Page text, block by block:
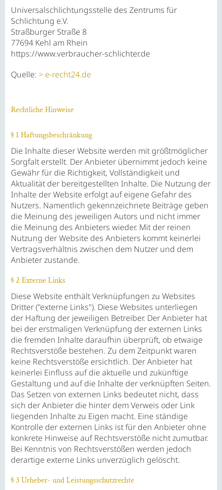
Universalschlichtungsstelle des Zentrums für
Schlichtung e.V.
Straßburger Straße 8
77694 Kehl am Rhein
https://www.verbraucher-schlichter.de
Quelle:
e-recht24.de
Rechtliche Hinweise
§ 1 Haftungsbeschränkung
Die Inhalte dieser Website werden mit größtmöglicher
Sorgfalt erstellt. Der Anbieter übernimmt jedoch keine
Gewähr für die Richtigkeit, Vollständigkeit und
Aktualität der bereitgestellten Inhalte. Die Nutzung der
Inhalte der Website erfolgt auf eigene Gefahr des
Nutzers. Namentlich gekennzeichnete Beiträge geben
die Meinung des jeweiligen Autors und nicht immer
die Meinung des Anbieters wieder. Mit der reinen
Nutzung der Website des Anbieters kommt keinerlei
Vertragsverhältnis zwischen dem Nutzer und dem
Anbieter zustande.
§ 2 Externe Links
Diese Website enthält Verknüpfungen zu Websites
Dritter ("externe Links"). Diese Websites unterliegen
der Haftung der jeweiligen Betreiber. Der Anbieter hat
bei der erstmaligen Verknüpfung der externen Links
die fremden Inhalte daraufhin überprüft, ob etwaige
Rechtsverstöße bestehen. Zu dem Zeitpunkt waren
keine Rechtsverstöße ersichtlich. Der Anbieter hat
keinerlei Einfluss auf die aktuelle und zukünftige
Gestaltung und auf die Inhalte der verknüpften Seiten.
Das Setzen von externen Links bedeutet nicht, dass
sich der Anbieter die hinter dem Verweis oder Link
liegenden Inhalte zu Eigen macht. Eine ständige
Kontrolle der externen Links ist für den Anbieter ohne
konkrete Hinweise auf Rechtsverstöße nicht zumutbar.
Bei Kenntnis von Rechtsverstößen werden jedoch
derartige externe Links unverzüglich gelöscht.
§ 3 Urheber- und Leistungsschutzrechte